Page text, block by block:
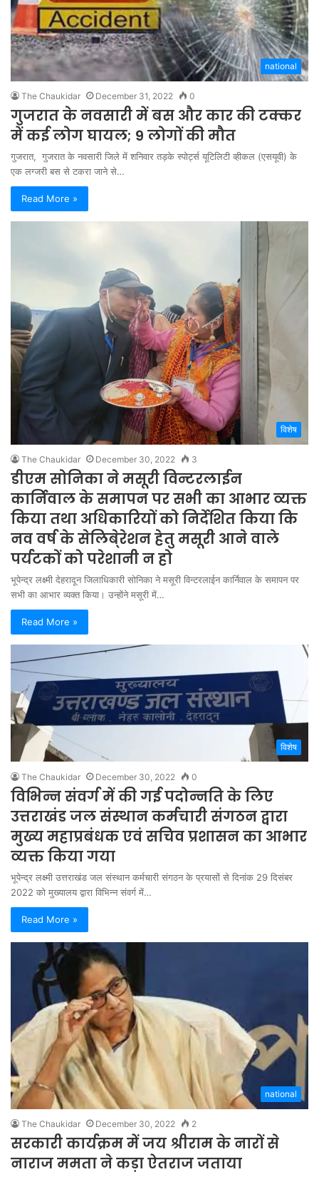
national
The Chaukidar December 31, 2022 0
गुजरात के नवसारी में बस और कार की टक्कर
में कई लोग घायल; 9 लोगों की मौत
गुजरात, गुजरात के नवसारी जिले में शनिवार तड़के स्पोर्ट्स यूटिलिटी व्हीकल (एसयूवी) के
एक लग्जरी बस से टकरा जाने से…
Read More »
विशेष
The Chaukidar December 30, 2022 3
डीएम सोनिका ने मसूरी विन्टरलाईन
कार्निवाल के समापन पर सभी का आभार व्यक्त
किया तथा अधिकारियों को निर्देशित किया कि
नव वर्ष के सेलिबे्रेशन हेतु मसूरी आने वाले
पर्यटकों को परेशानी न हो
भूपेन्द्र लक्ष्मी देहरादून जिलाधिकारी सोनिका ने मसूरी विन्टरलाईन कार्निवाल के समापन पर
सभी का आभार व्यक्त किया। उन्होंने मसूरी में…
Read More »
विशेष
The Chaukidar December 30, 2022 0
विभिन्न संवर्ग में की गई पदोन्नति के लिए
उत्तराखंड जल संस्थान कर्मचारी संगठन द्वारा
मुख्य महाप्रबंधक एवं सचिव प्रशासन का आभार
व्यक्त किया गया
भूपेन्द्र लक्ष्मी उत्तराखंड जल संस्थान कर्मचारी संगठन के प्रयासों से दिनांक 29 दिसंबर
2022 को मुख्यालय द्वारा विभिन्न संवर्ग में…
Read More »
national
The Chaukidar December 30, 2022 2
सरकारी कार्यक्रम में जय श्रीराम के नारों से
नाराज ममता ने कड़ा ऐतराज जताया